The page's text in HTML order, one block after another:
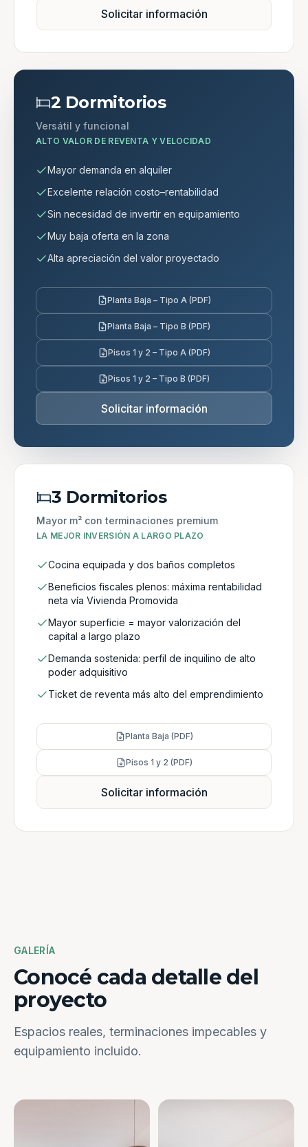
Solicitar información
2 Dormitorios
Versátil y funcional
ALTO VALOR DE REVENTA Y VELOCIDAD
Mayor demanda en alquiler
Excelente relación costo–rentabilidad
Sin necesidad de invertir en equipamiento
Muy baja oferta en la zona
Alta apreciación del valor proyectado
Planta Baja – Tipo A (PDF)
Planta Baja – Tipo B (PDF)
Pisos 1 y 2 – Tipo A (PDF)
Pisos 1 y 2 – Tipo B (PDF)
Solicitar información
3 Dormitorios
Mayor m² con terminaciones premium
LA MEJOR INVERSIÓN A LARGO PLAZO
Cocina equipada y dos baños completos
Beneficios fiscales plenos: máxima rentabilidad
neta vía Vivienda Promovida
Mayor superficie = mayor valorización del
capital a largo plazo
Demanda sostenida: perfil de inquilino de alto
poder adquisitivo
Ticket de reventa más alto del emprendimiento
Planta Baja (PDF)
Pisos 1 y 2 (PDF)
Solicitar información
GALERÍA
Conocé cada detalle del
proyecto
Espacios reales, terminaciones impecables y
equipamiento incluido.